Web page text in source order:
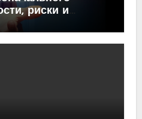
риски и